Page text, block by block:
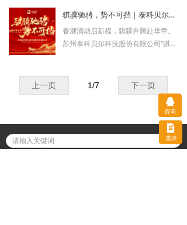
骐骥驰骋，势不可挡｜泰科贝尔2026新春年会圆满落幕，共赴新程启华章！
春潮涌动启新程，骐骥奔腾赴华章。
苏州泰科贝尔科技股份有限公司“骐骥
上一页 下一页
1/7
ꄙ
需求
咨询